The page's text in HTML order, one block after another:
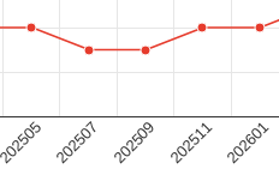
202505 202507 202509 202511 202601